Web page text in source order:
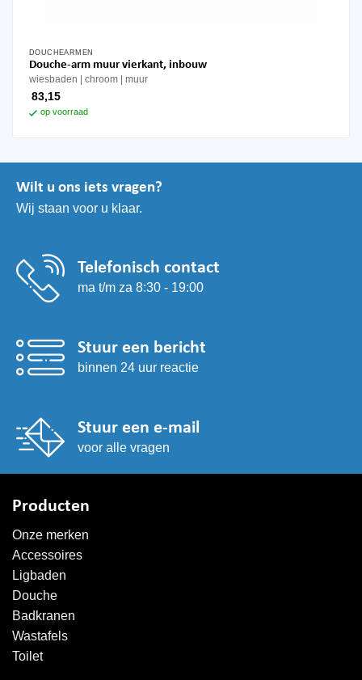
DOUCHEARMEN
Douche-arm muur vierkant, inbouw
wiesbaden chroom muur
83,15
op voorraad
Wilt u ons iets vragen?
Wij staan voor u klaar.
Telefonisch contact
ma t/m za 8:30 - 19:00
Stuur een bericht
binnen 24 uur reactie
Stuur een e-mail
voor alle vragen
Producten
Onze merken
Accessoires
Ligbaden
Douche
Badkranen
Wastafels
Toilet